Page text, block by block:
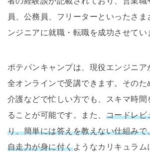
員、公務員、フリーターといったさ
ンジニアに就職・転職を成功させてい
ポテパンキャンプは、現役エンジニ
全オンラインで受講できます。そのた
介護などで忙しい方でも、スキマ時間
ることが可能です。また、 コードレビ
り、簡単には答えを教えない仕組みで
自走力が身に付くようなカリキュラム